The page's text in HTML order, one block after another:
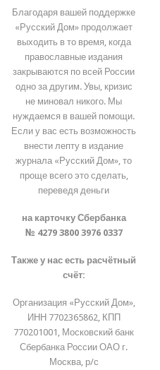
Благодаря вашей поддержке
«Русский Дом» продолжает
выходить в то время, когда
православные издания
закрываются по всей России
одно за другим. Увы, кризис
не миновал никого. Мы
нуждаемся в вашей помощи.
Если у вас есть возможность
внести лепту в издание
журнала «Русский Дом», то
проще всего это сделать,
переведя деньги
на карточку Сбербанка
№ 4279 3800 3976 0337
Также у нас есть расчётный
счёт:
Организация «Русский Дом»,
ИНН 7702365862, КПП
770201001, Московский банк
Сбербанка России ОАО г.
Москва, р/с